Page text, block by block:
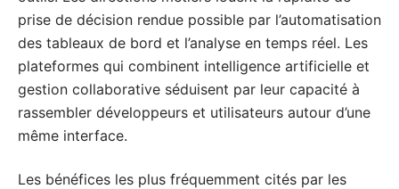
prise de décision rendue possible par l’automatisation
des tableaux de bord et l’analyse en temps réel. Les
plateformes qui combinent intelligence artificielle et
gestion collaborative séduisent par leur capacité à
rassembler développeurs et utilisateurs autour d’une
même interface.
Les bénéfices les plus fréquemment cités par les